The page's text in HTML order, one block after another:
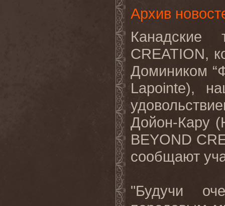
Архив
Канадские
CREATION,
Домиником
Lapointe),
Дойон-Кару (
BEYOND
сообщают
"Будучи